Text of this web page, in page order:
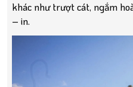
khác như trượt cát, ngắm
– in.